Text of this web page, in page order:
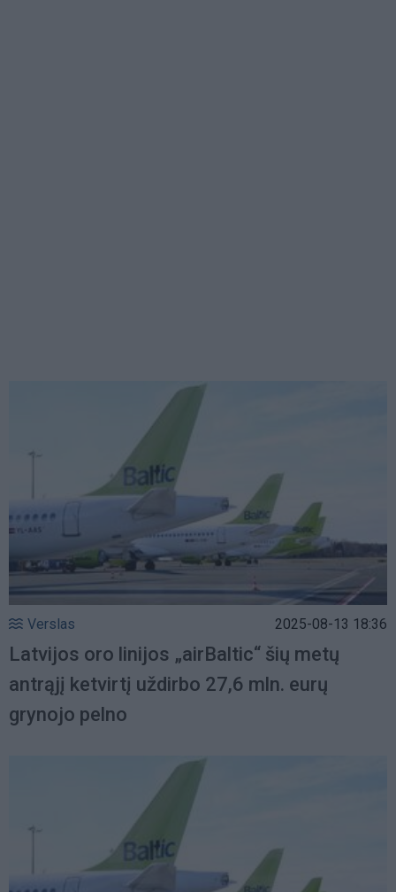
Verslas 2025-08-13 18:36
Latvijos oro linijos „airBaltic“ šių metų
antrąjį ketvirtį uždirbo 27,6 mln. eurų
grynojo pelno